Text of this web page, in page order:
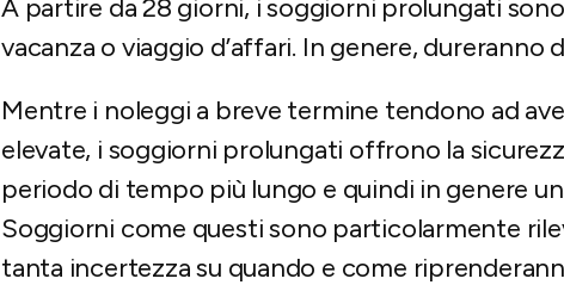
A partire da 28 giorni, i soggiorni prolungati
vacanza o viaggio d’affari. In genere, dureranno
Mentre i noleggi a breve termine tendono ad
elevate, i soggiorni prolungati offrono la
periodo di tempo più lungo e quindi in genere
Soggiorni come questi sono particolarmente
tanta incertezza su quando e come